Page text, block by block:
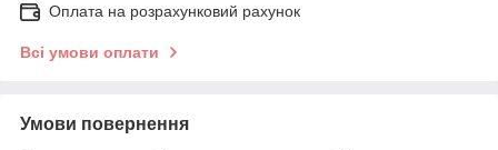
Оплата на розрахунковий рахунок
Всі умови оплати
Умови повернення